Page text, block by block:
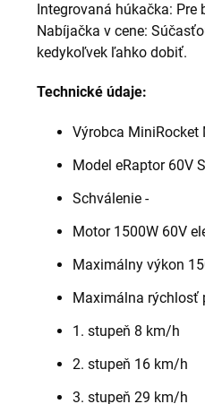
Integrovaná húkačka:
Nabíjačka v cene:
kedykoľvek ľahko dobiť.
Technické údaje:
Výrobca MiniRocket
Model eRaptor 60V
Schválenie -
Motor 1500W 60V
Maximálny výkon
Maximálna rýchlosť
1. stupeň 8 km/h
2. stupeň 16 km/h
3. stupeň 29 km/h